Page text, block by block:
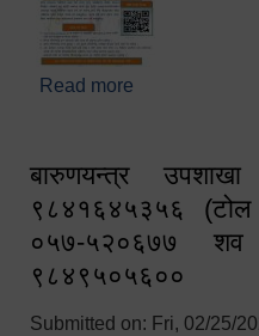
Read more
बारुणयन्त्र
९८४१६४५३५६
०५७-५२०६७७
९८४९५०५६००
Submitted on: Fri, 02/25/